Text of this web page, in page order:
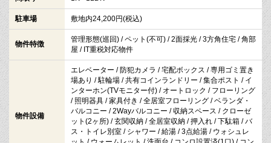
駐車場 敷地内24,200円(税込)
物件特徴
管理形態(巡回) / ペット(不可) / 2面採光 / 3方角住宅 / 角部
屋 / IT重税対応物件
物件設備
エレベーター / 防犯カメラ / 宅配ボックス / 専用ゴミ置き
場あり / 駐輪場 / 共有コインランドリー / 集合ポスト / イ
ンターホン(TVモニター付) / オートロック / フローリング
/ 照明器具 / 家具付き / 全居室フローリング / ベランダ・
バルコニー / 2Wayバルコニー / 収納スペース / クローゼ
ット(2ヶ所) / 玄関収納 / 全居室収納 / 押入れ / 下駄箱 / バ
ス・トイレ別室 / シャワー / 給湯 / 3点給湯 / ウォシュレ